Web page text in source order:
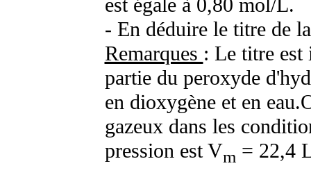
est égale à 0,80 mol/L.
- En déduire le titre de
Remarques : Le titre est
partie du peroxyde
en dioxygène et en
gazeux dans les
pression est Vm = 22,4